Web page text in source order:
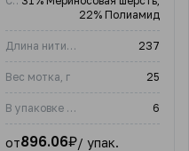
22% Полиамид
Длина нити, м 237
Вес мотка, г 25
В упаковке (шт) 6
от896.06₽/ упак.